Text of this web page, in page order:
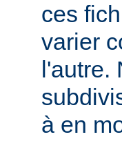
ces
varier
l'autre.
à en